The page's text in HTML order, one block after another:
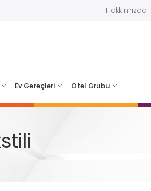
Hakkımızda
Ev Gereçleri Otel Grubu